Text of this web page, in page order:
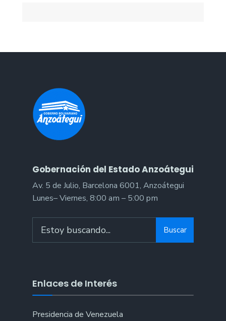
Gobernación del Estado Anzoátegui
Av. 5 de Julio, Barcelona 6001, Anzoátegui
Lunes– Viernes, 8:00 am – 5:00 pm
Buscar
Enlaces de Interés
Presidencia de Venezuela